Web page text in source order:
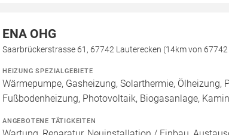
ENA OHG
Saarbrückerstrasse 61, 67742 Lauterecken (14km von
HEIZUNG SPEZIALGEBIETE
Wärmepumpe, Gasheizung, Solarthermie, Ölheizung,
Fußbodenheizung, Photovoltaik, Biogasanlage,
ANGEBOTENE TÄTIGKEITEN